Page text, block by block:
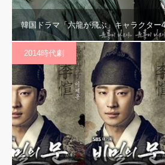
韓国ドラマ「六龍が飛ぶ」キャラクター4
2014時代劇